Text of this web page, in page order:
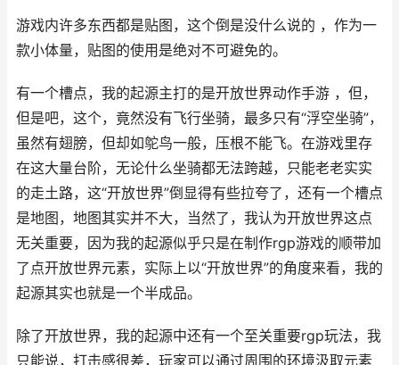
游戏内许多东西都是贴图，这个倒是没什么说的 ，作为一
款小体量，贴图的使用是绝对不可避免的。
有一个槽点，我的起源主打的是开放世界动作手游 ，但，
但是吧，这个，竟然没有飞行坐骑，最多只有“浮空坐骑”，
虽然有翅膀，但却如鸵鸟一般，压根不能飞。在游戏里存
在这大量台阶，无论什么坐骑都无法跨越，只能老老实实
的走土路，这“开放世界”倒显得有些拉夸了，还有一个槽点
是地图，地图其实并不大，当然了，我认为开放世界这点
无关重要，因为我的起源似乎只是在制作rgp游戏的顺带加
了点开放世界元素，实际上以“开放世界”的角度来看，我的
起源其实也就是一个半成品。
除了开放世界，我的起源中还有一个至关重要rgp玩法，我
只能说，打击感很差，玩家可以通过周围的环境汲取元素